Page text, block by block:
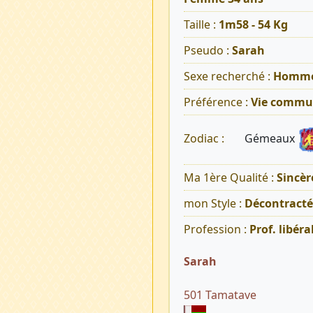
Taille : 1m58 - 54 Kg
Pseudo : Sarah
Sexe recherché :
Préférence : Vie
Zodiac : Gémeaux
Ma 1ère Qualité :
mon Style : Décontracté
Profession : Prof.
Sarah
501 Tamatave